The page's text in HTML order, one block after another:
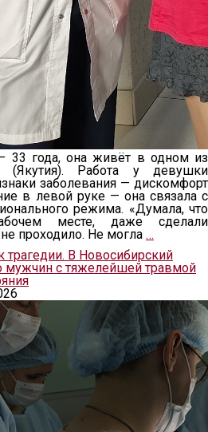
33 года, она живёт в одном из
(Якутия). Работа у девушки
заболевания — дискомфорт
в левой руке — она связала с
режима. «Думала, что
месте, даже сделали
проходило. Не могла …
В Новосибирский
мужчин с тяжелейшей травмой